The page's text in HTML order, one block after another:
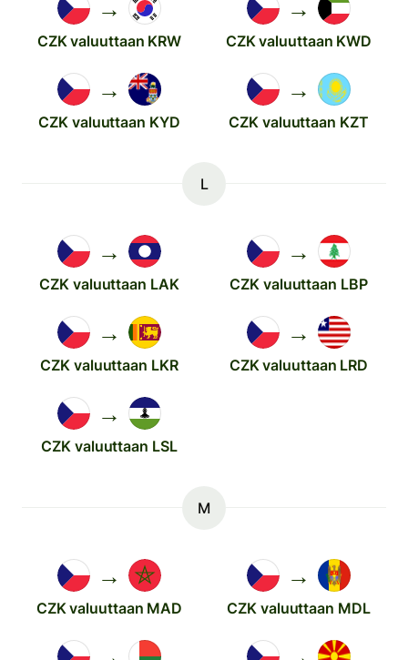
→
CZK valuuttaan KRW
→
CZK valuuttaan KWD
→
CZK valuuttaan KYD
→
CZK valuuttaan KZT
L
→
CZK valuuttaan LAK
→
CZK valuuttaan LBP
→
CZK valuuttaan LKR
→
CZK valuuttaan LRD
→
CZK valuuttaan LSL
M
→
CZK valuuttaan MAD
→
CZK valuuttaan MDL